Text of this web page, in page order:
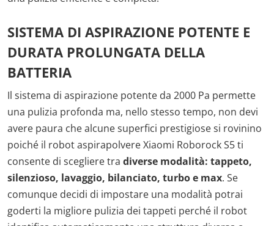
SISTEMA DI ASPIRAZIONE POTENTE E
DURATA PROLUNGATA DELLA
BATTERIA
Il sistema di aspirazione potente da 2000 Pa permette
una pulizia profonda ma, nello stesso tempo, non devi
avere paura che alcune superfici prestigiose si rovinino
poiché il robot aspirapolvere Xiaomi Roborock S5 ti
consente di scegliere tra diverse modalità: tappeto,
silenzioso, lavaggio, bilanciato, turbo e max. Se
comunque decidi di impostare una modalità potrai
goderti la migliore pulizia dei tappeti perché il robot